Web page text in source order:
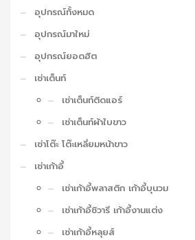
อุปกรณ์ทั้งหมด
อุปกรณ์มาใหม่
อุปกรณ์ยอดฮิต
เช่าเต็นท์
เช่าเต็นท์ติดแอร์
เช่าเต็นท์ผ้าใบขาว
เช่าโต๊ะ โต๊ะเหลี่ยมหน้าขาว
เช่าเก้าอี้
เช่าเก้าอี้พลาสติก เก้าอี้บุนวม
เช่าเก้าอี้ชิวารี เก้าอี้งานแต่ง
เช่าเก้าอี้หลุยส์